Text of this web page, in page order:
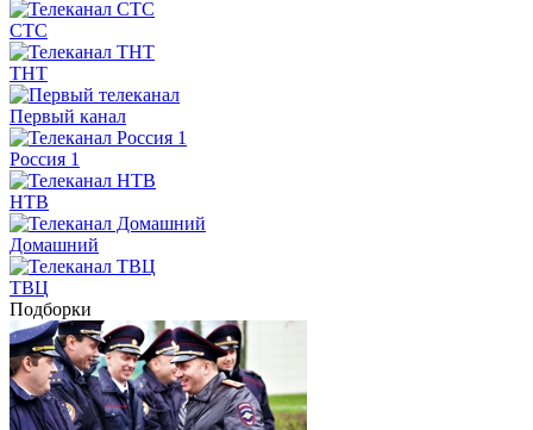
СТС
ТНТ
Первый канал
Россия 1
НТВ
Домашний
ТВЦ
Подборки